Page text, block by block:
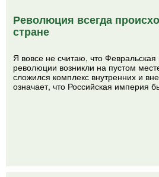
Революция всегда
стране
Я вовсе не считаю, что Февральская
революции возникли на пустом
сложился комплекс внутренних и
означает, что Российская империя